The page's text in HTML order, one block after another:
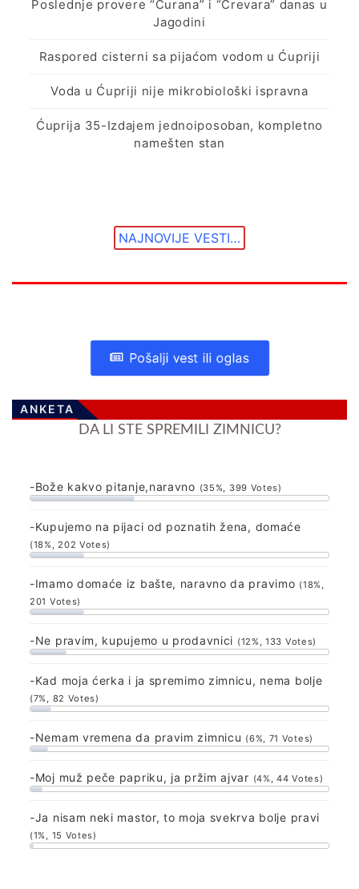
Poslednje provere “Ćurana” i “Crevara” danas u
Jagodini
Raspored cisterni sa pijaćom vodom u Ćupriji
Voda u Ćupriji nije mikrobiološki ispravna
Ćuprija 35-Izdajem jednoiposoban, kompletno
namešten stan
NAJNOVIJE VESTI…
Pošalji vest ili oglas
ANKETA
DA LI STE SPREMILI ZIMNICU?
-Bože kakvo pitanje,naravno (35%, 399 Votes)
-Kupujemo na pijaci od poznatih žena, domaće
(18%, 202 Votes)
-Imamo domaće iz bašte, naravno da pravimo (18%,
201 Votes)
-Ne pravim, kupujemo u prodavnici (12%, 133 Votes)
-Kad moja ćerka i ja spremimo zimnicu, nema bolje
(7%, 82 Votes)
-Nemam vremena da pravim zimnicu (6%, 71 Votes)
-Moj muž peče papriku, ja pržim ajvar (4%, 44 Votes)
-Ja nisam neki mastor, to moja svekrva bolje pravi
(1%, 15 Votes)